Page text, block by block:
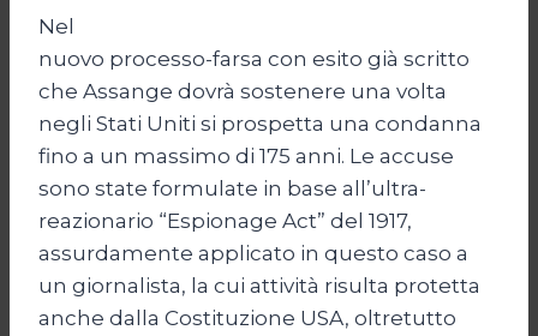
Nel
nuovo processo-farsa con esito già scritto
che Assange dovrà sostenere una volta
negli Stati Uniti si prospetta una condanna
fino a un massimo di 175 anni. Le accuse
sono state formulate in base all’ultra-
reazionario “Espionage Act” del 1917,
assurdamente applicato in questo caso a
un giornalista, la cui attività risulta protetta
anche dalla Costituzione USA, oltretutto